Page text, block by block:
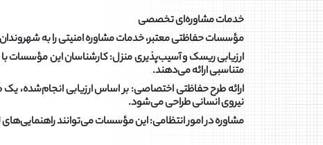
خدمات مشاوره‌ای تخصصی
مؤسسات حفاظتی معتبر، خدمات مشاوره امنیتی را به
ارزیابی ریسک و آسیب‌پذیری منزل: کارشناسان این مؤسسات با
متناسبی ارائه می‌دهند.
ارائه طرح حفاظتی اختصاصی: بر اساس ارزیابی انجام‌شده،
نیروی انسانی طراحی می‌شود.
مشاوره در امور انتظامی: این مؤسسات می‌توانند راهنمایی‌های